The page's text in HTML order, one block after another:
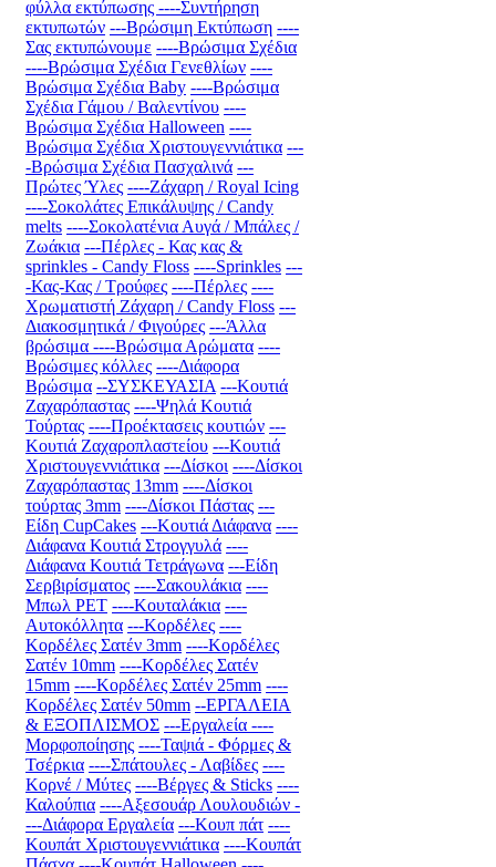
φύλλα εκτύπωσης ----Συντήρηση
εκτυπωτών ---Βρώσιμη Εκτύπωση ----
Σας εκτυπώνουμε ----Βρώσιμα Σχέδια
----Βρώσιμα Σχέδια Γενεθλίων ----
Βρώσιμα Σχέδια Baby ----Βρώσιμα
Σχέδια Γάμου / Βαλεντίνου ----
Βρώσιμα Σχέδια Halloween ----
Βρώσιμα Σχέδια Χριστουγεννιάτικα ---
-Βρώσιμα Σχέδια Πασχαλινά ---
Πρώτες Ύλες ----Ζάχαρη / Royal Icing
----Σοκολάτες Επικάλυψης / Candy
melts ----Σοκολατένια Αυγά / Μπάλες /
Ζωάκια ---Πέρλες - Κας κας &
sprinkles - Candy Floss ----Sprinkles ---
-Κας-Κας / Τρούφες ----Πέρλες ----
Χρωματιστή Ζάχαρη / Candy Floss ---
Διακοσμητικά / Φιγούρες ---Άλλα
βρώσιμα ----Βρώσιμα Αρώματα ----
Βρώσιμες κόλλες ----Διάφορα
Βρώσιμα --ΣΥΣΚΕΥΑΣΙΑ ---Κουτιά
Ζαχαρόπαστας ----Ψηλά Κουτιά
Τούρτας ----Προέκτασεις κουτιών ---
Κουτιά Ζαχαροπλαστείου ---Κουτιά
Χριστουγεννιάτικα ---Δίσκοι ----Δίσκοι
Ζαχαρόπαστας 13mm ----Δίσκοι
τούρτας 3mm ----Δίσκοι Πάστας ---
Είδη CupCakes ---Κουτιά Διάφανα ----
Διάφανα Κουτιά Στρογγυλά ----
Διάφανα Κουτιά Τετράγωνα ---Είδη
Σερβιρίσματος ----Σακουλάκια ----
Μπωλ PET ----Κουταλάκια ----
Αυτοκόλλητα ---Κορδέλες ----
Κορδέλες Σατέν 3mm ----Κορδέλες
Σατέν 10mm ----Κορδέλες Σατέν
15mm ----Κορδέλες Σατέν 25mm ----
Κορδέλες Σατέν 50mm --ΕΡΓΑΛΕΙΑ
& ΕΞΟΠΛΙΣΜΟΣ ---Εργαλεία ----
Μορφοποίησης ----Ταψιά - Φόρμες &
Τσέρκια ----Σπάτουλες - Λαβίδες ----
Κορνέ / Μύτες ----Βέργες & Sticks ----
Καλούπια ----Αξεσουάρ Λουλουδιών -
---Διάφορα Εργαλεία ---Κουπ πάτ ----
Κουπάτ Χριστουγεννιάτικα ----Κουπάτ